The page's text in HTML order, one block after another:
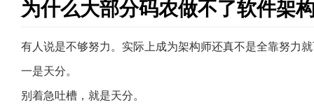
为什么大部分码农做不了软件架
有人说是不够努力。实际上成为架构师还真不是全靠努力
一是天分。
别着急吐槽，就是天分。